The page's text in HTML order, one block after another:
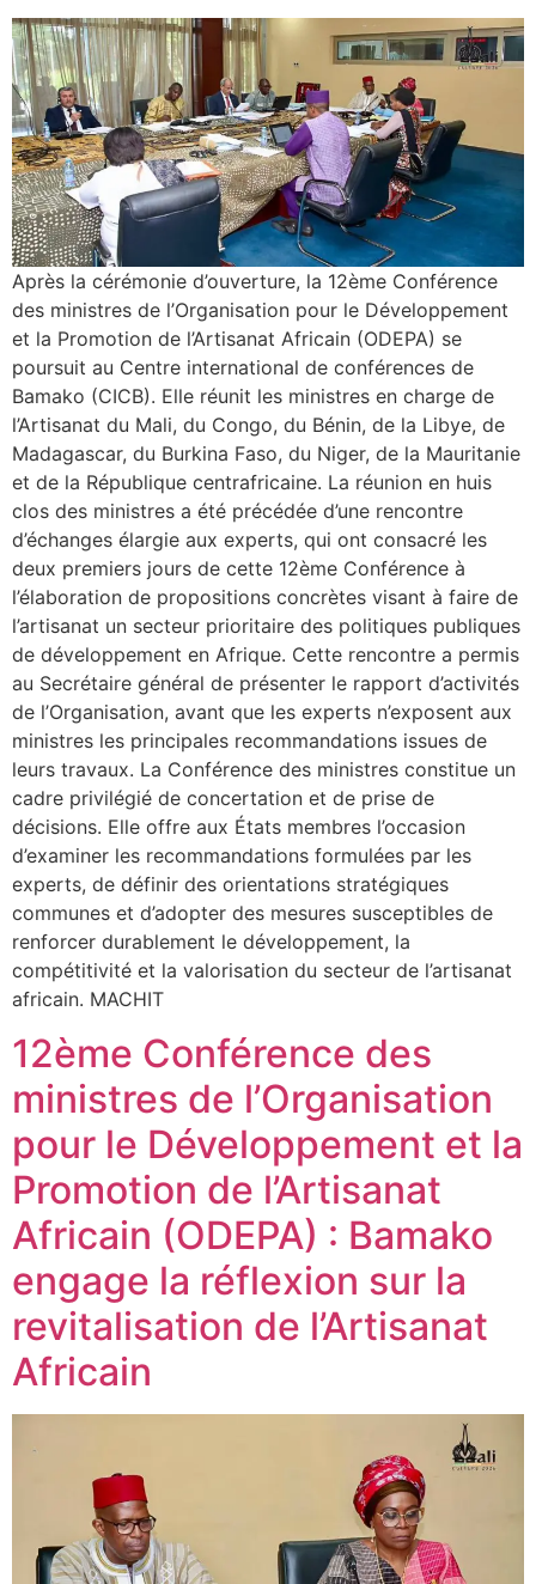
Après la cérémonie d’ouverture, la 12ème Conférence
des ministres de l’Organisation pour le Développement
et la Promotion de l’Artisanat Africain (ODEPA) se
poursuit au Centre international de conférences de
Bamako (CICB). Elle réunit les ministres en charge de
l’Artisanat du Mali, du Congo, du Bénin, de la Libye, de
Madagascar, du Burkina Faso, du Niger, de la Mauritanie
et de la République centrafricaine. La réunion en huis
clos des ministres a été précédée d’une rencontre
d’échanges élargie aux experts, qui ont consacré les
deux premiers jours de cette 12ème Conférence à
l’élaboration de propositions concrètes visant à faire de
l’artisanat un secteur prioritaire des politiques publiques
de développement en Afrique. Cette rencontre a permis
au Secrétaire général de présenter le rapport d’activités
de l’Organisation, avant que les experts n’exposent aux
ministres les principales recommandations issues de
leurs travaux. La Conférence des ministres constitue un
cadre privilégié de concertation et de prise de
décisions. Elle offre aux États membres l’occasion
d’examiner les recommandations formulées par les
experts, de définir des orientations stratégiques
communes et d’adopter des mesures susceptibles de
renforcer durablement le développement, la
compétitivité et la valorisation du secteur de l’artisanat
africain. MACHIT
12ème Conférence des
ministres de l’Organisation
pour le Développement et la
Promotion de l’Artisanat
Africain (ODEPA) : Bamako
engage la réflexion sur la
revitalisation de l’Artisanat
Africain